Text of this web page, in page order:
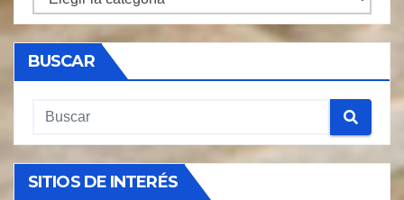
BUSCAR
SITIOS DE INTERÉS